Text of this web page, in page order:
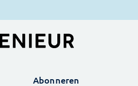
Abonneren